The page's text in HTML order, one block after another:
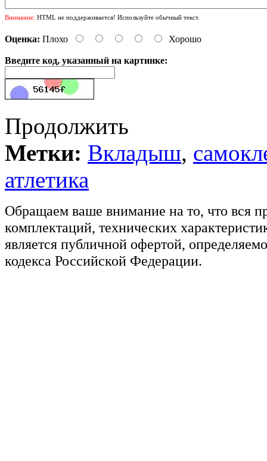
Внимание: HTML не поддерживается! Используйте обычный текст.
Оценка: Плохо Хорошо
Введите код, указанный на картинке:
Продолжить
Метки: Вкладыш,
атлетика
Обращаем ваше внимание на то, что вся
комплектаций, технических
является публичной офертой,
кодекса Российской Федерации.